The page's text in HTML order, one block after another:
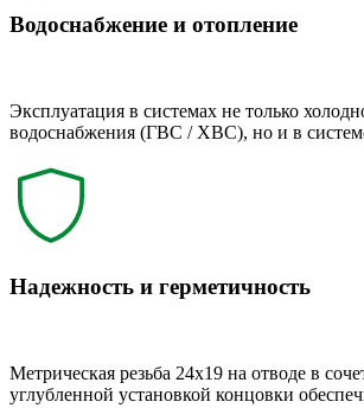
Водоснабжение и отопление
Эксплуатация в системах не только
водоснабжения (ГВС / ХВС), но и в
Надежность и герметичность
Метрическая резьба 24x19 на отводе в
углубленной установкой концовки